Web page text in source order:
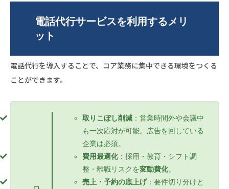
電話代行サービスを利用するメリ
ット
電話代行を導入することで、コア業務に集中できる環境をつくる
ことができます。
取りこぼし削減：営業時間外や会議中
も一次応対が可能。広告を回している
企業は必須。
費用最適化：採用・教育・シフト調
整・離職リスクを変動費化。
売上・予約の底上げ：要件切り分けと